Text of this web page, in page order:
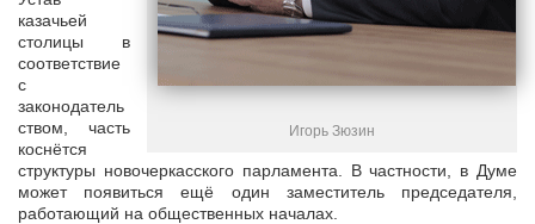
Игорь Зюзин
казачьей
столицы в
соответствие
с
законодатель
ством, часть
коснётся
структуры новочеркасского парламента. В частности, в Думе
может появиться ещё один заместитель председателя,
работающий на общественных началах.